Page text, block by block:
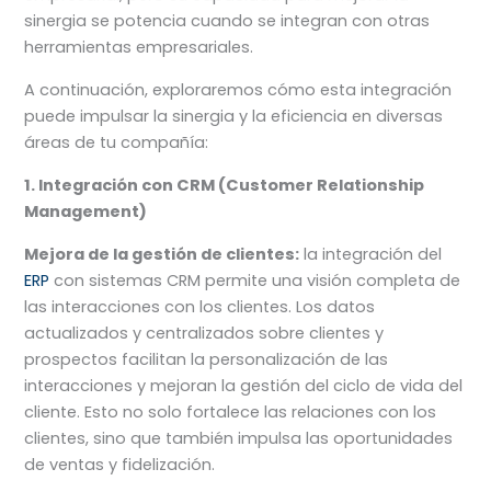
sinergia se potencia cuando se integran con otras
herramientas empresariales.
A continuación, exploraremos cómo esta integración
puede impulsar la sinergia y la eficiencia en diversas
áreas de tu compañía:
1. Integración con CRM (Customer Relationship
Management)
Mejora de la gestión de clientes: la integración del
ERP con sistemas CRM permite una visión completa de
las interacciones con los clientes. Los datos
actualizados y centralizados sobre clientes y
prospectos facilitan la personalización de las
interacciones y mejoran la gestión del ciclo de vida del
cliente. Esto no solo fortalece las relaciones con los
clientes, sino que también impulsa las oportunidades
de ventas y fidelización.